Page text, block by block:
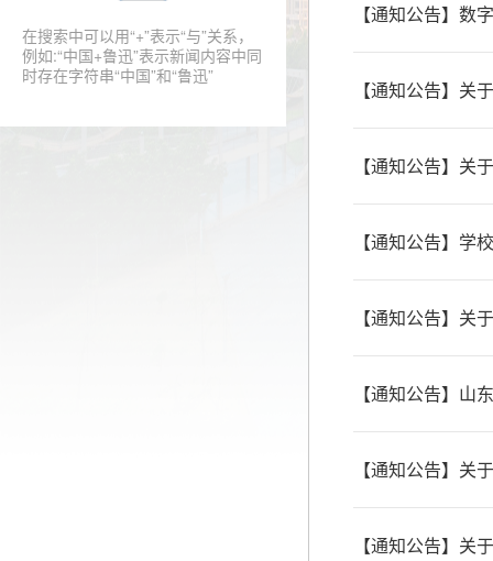
在搜索中可以用“+”表示“与”关系，
例如:“中国+鲁迅”表示新闻内容中同
时存在字符串“中国”和“鲁迅”
【通知公告】数
【通知公告】关
【通知公告】关
【通知公告】学
【通知公告】关
【通知公告】山
【通知公告】关
【通知公告】关